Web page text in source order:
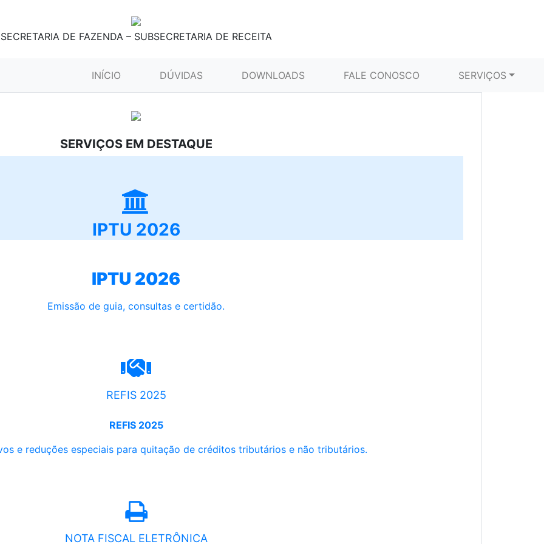
SECRETARIA DE FAZENDA – SUBSECRETARIA DE RECEITA
INÍCIO (CURRENT)DÚVIDAS DOWNLOADS FALE CONOSCO SERVIÇOS
SERVIÇOS EM DESTAQUE
IPTU 2026
IPTU 2026
Emissão de guia, consultas e certidão.
REFIS 2025
REFIS 2025
e reduções especiais para quitação de créditos tributários e não tributários.
NOTA FISCAL ELETRÔNICA